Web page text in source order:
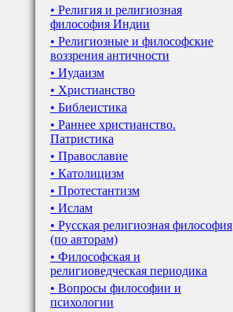
• Религия и религиозная
философия Индии
• Религиозные и философские
воззрения античности
• Иудаизм
• Христианство
• Библеистика
• Раннее христианство.
Патристика
• Православие
• Католицизм
• Протестантизм
• Ислам
• Русская религиозная философия
(по авторам)
• Философская и
религиоведческая периодика
• Вопросы философии и
психологии